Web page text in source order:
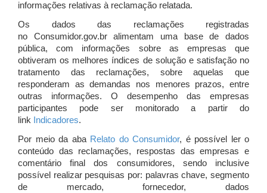
informações relativas à reclamação relatada.
Os dados das reclamações registradas
no Consumidor.gov.br alimentam uma base de dados
pública, com informações sobre as empresas que
obtiveram os melhores índices de solução e satisfação no
tratamento das reclamações, sobre aquelas que
responderam as demandas nos menores prazos, entre
outras informações. O desempenho das empresas
participantes pode ser monitorado a partir do
link Indicadores.
Por meio da aba Relato do Consumidor, é possível ler o
conteúdo das reclamações, respostas das empresas e
comentário final dos consumidores, sendo inclusive
possível realizar pesquisas por: palavras chave, segmento
de mercado, fornecedor, dados